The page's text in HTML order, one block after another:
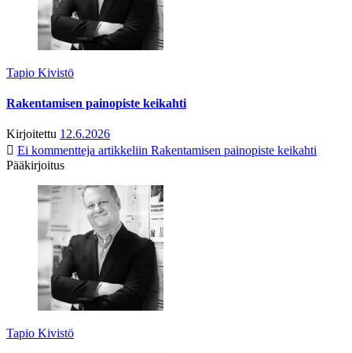
Tapio Kivistö
Rakentamisen painopiste keikahti
Kirjoitettu 12.6.2026
Ei kommentteja artikkeliin Rakentamisen painopiste keikahti
Pääkirjoitus
Tapio Kivistö